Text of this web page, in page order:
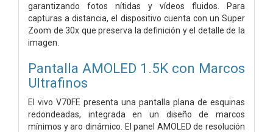
garantizando fotos nítidas y vídeos fluidos. Para
capturas a distancia, el dispositivo cuenta con un Super
Zoom de 30x que preserva la definición y el detalle de la
imagen.
Pantalla AMOLED 1.5K con Marcos
Ultrafinos
El vivo V70FE presenta una pantalla plana de esquinas
redondeadas, integrada en un diseño de marcos
mínimos y aro dinámico. El panel AMOLED de resolución